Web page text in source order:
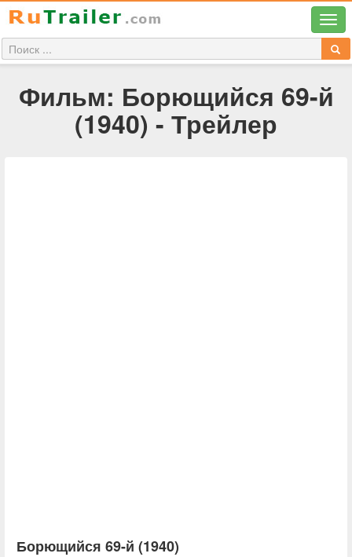
Фильм: Борющийся 69-й
(1940) - Трейлер
Борющийся 69-й (1940)